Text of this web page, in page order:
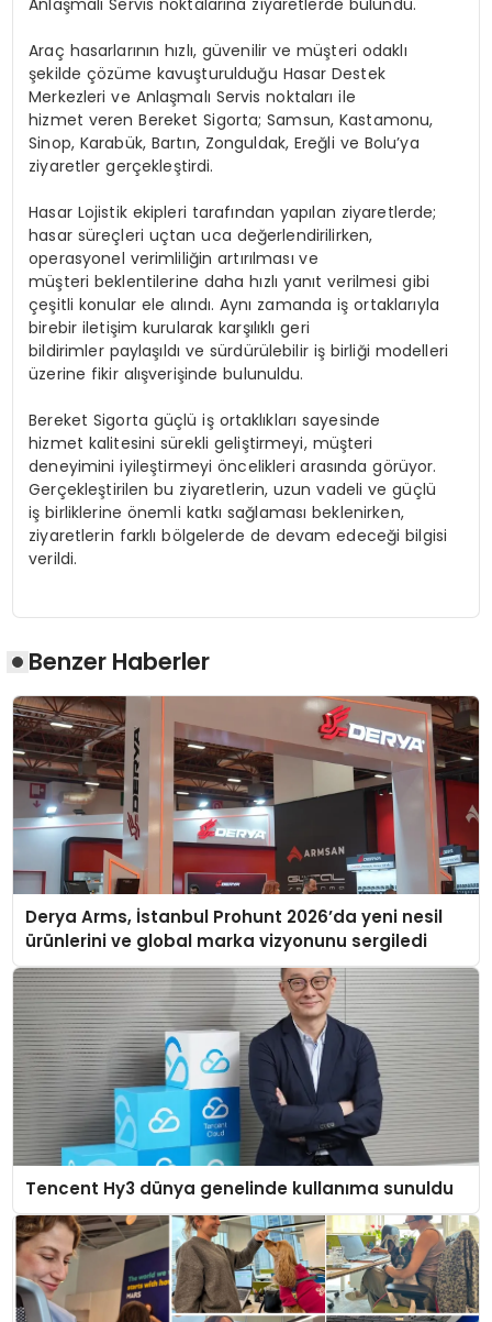
Araç hasarlarının hızlı, güvenilir ve müşteri odaklı
şekilde çözüme kavuşturulduğu Hasar Destek
Merkezleri ve Anlaşmalı Servis noktaları ile
hizmet veren Bereket Sigorta; Samsun, Kastamonu,
Sinop, Karabük, Bartın, Zonguldak, Ereğli ve Bolu’ya
ziyaretler gerçekleştirdi.
Hasar Lojistik ekipleri tarafından yapılan ziyaretlerde;
hasar süreçleri uçtan uca değerlendirilirken,
operasyonel verimliliğin artırılması ve
müşteri beklentilerine daha hızlı yanıt verilmesi gibi
çeşitli konular ele alındı. Aynı zamanda iş ortaklarıyla
birebir iletişim kurularak karşılıklı geri
bildirimler paylaşıldı ve sürdürülebilir iş birliği modelleri
üzerine fikir alışverişinde bulunuldu.
Bereket Sigorta güçlü iş ortaklıkları sayesinde
hizmet kalitesini sürekli geliştirmeyi, müşteri
deneyimini iyileştirmeyi öncelikleri arasında görüyor.
Gerçekleştirilen bu ziyaretlerin, uzun vadeli ve güçlü
iş birliklerine önemli katkı sağlaması beklenirken,
ziyaretlerin farklı bölgelerde de devam edeceği bilgisi
verildi.
Benzer Haberler
Derya Arms, İstanbul Prohunt 2026’da yeni nesil
ürünlerini ve global marka vizyonunu sergiledi
Tencent Hy3 dünya genelinde kullanıma sunuldu